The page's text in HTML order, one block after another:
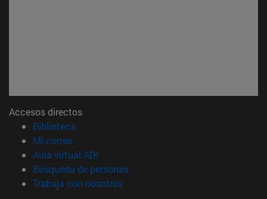
Accesos directos
Biblioteca
Mi correo(abre en nueva ventana)
Aula virtual ADI
Búsqueda de personas(abre en nueva ventana)
Trabaja con nosotros(abre en nueva ventana)